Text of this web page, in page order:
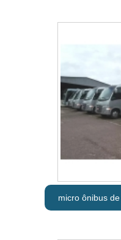
micro ônibus